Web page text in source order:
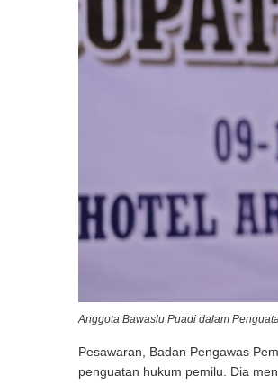
Anggota Bawaslu Puadi dalam
Pesawaran, Badan Pengawas
penguatan hukum pemilu. Dia